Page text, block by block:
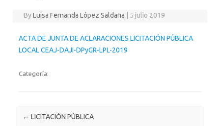
ByLuisa Fernanda López Saldaña 5 julio 2019
ACTA DE JUNTA DE ACLARACIONES LICITACIÓN PÚBLICA
LOCAL CEAJ-DAJI-DPyGR-LPL-2019
Categoría:
Post navigation
← LICITACIÓN PÚBLICA